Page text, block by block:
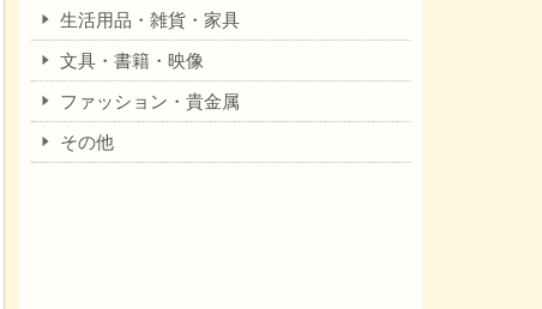
生活用品・雑貨・家具
文具・書籍・映像
ファッション・貴金属
その他